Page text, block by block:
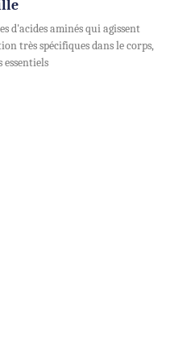
d'acides aminés qui agissent
très spécifiques dans le corps,
essentiels